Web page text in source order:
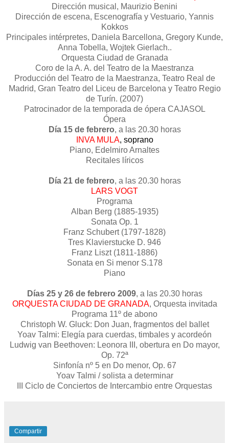
Dirección musical, Maurizio Benini
Dirección de escena, Escenografía y Vestuario, Yannis
Kokkos
Principales intérpretes, Daniela Barcellona, Gregory Kunde,
Anna Tobella, Wojtek Gierlach..
Orquesta Ciudad de Granada
Coro de la A. A. del Teatro de la Maestranza
Producción del Teatro de la Maestranza, Teatro Real de
Madrid, Gran Teatro del Liceu de Barcelona y Teatro Regio
de Turín. (2007)
Patrocinador de la temporada de ópera CAJASOL
Ópera
Día 15 de febrero, a las 20.30 horas
INVA MULA, soprano
Piano, Edelmiro Arnaltes
Recitales líricos
Día 21 de febrero, a las 20.30 horas
LARS VOGT
Programa
Alban Berg (1885-1935)
Sonata Op. 1
Franz Schubert (1797-1828)
Tres Klavierstucke D. 946
Franz Liszt (1811-1886)
Sonata en Si menor S.178
Piano
Días 25 y 26 de febrero 2009, a las 20.30 horas
ORQUESTA CIUDAD DE GRANADA, Orquesta invitada
Programa 11º de abono
Christoph W. Gluck: Don Juan, fragmentos del ballet
Yoav Talmi: Elegía para cuerdas, timbales y acordeón
Ludwig van Beethoven: Leonora III, obertura en Do mayor,
Op. 72ª
Sinfonía nº 5 en Do menor, Op. 67
Yoav Talmi / solista a determinar
III Ciclo de Conciertos de Intercambio entre Orquestas
Compartir